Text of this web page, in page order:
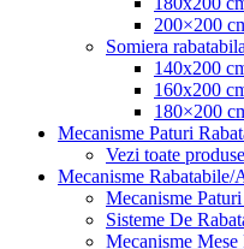
200×200
Somiera rabatabila
140x200
160x200
180×200
Mecanisme Paturi
Vezi toate
Mecanisme Rabatabile/
Mecanisme
Sisteme De
Mecanisme Mese